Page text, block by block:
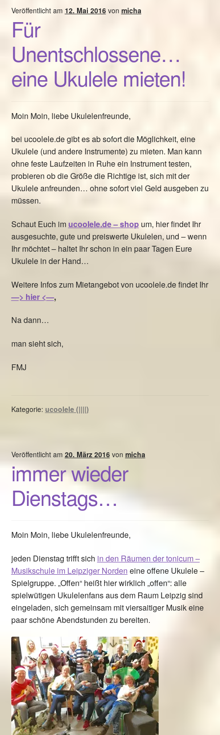
Veröffentlicht am 12. Mai 2016 von micha
Für
Unentschlossene…
eine Ukulele mieten!
Moin Moin, liebe Ukulelenfreunde,
bei ucoolele.de gibt es ab sofort die Möglichkeit, eine
Ukulele (und andere Instrumente) zu mieten. Man kann
ohne feste Laufzeiten in Ruhe ein Instrument testen,
probieren ob die Größe die Richtige ist, sich mit der
Ukulele anfreunden… ohne sofort viel Geld ausgeben zu
müssen.
Schaut Euch im ucoolele.de – shopum, hier findet Ihr
ausgesuchte, gute und preiswerte Ukulelen, und – wenn
Ihr möchtet – haltet Ihr schon in ein paar Tagen Eure
Ukulele in der Hand…
Weitere Infos zum Mietangebot von ucoolele.de findet Ihr
—> hier <—,
Na dann…
man sieht sich,
FMJ
Kategorie: ucoolele (||||)
Veröffentlicht am 20. März 2016 von micha
immer wieder
Dienstags…
Moin Moin, liebe Ukulelenfreunde,
jeden Dienstag trifft sich in den Räumen der tonicum –
Musikschule im Leipziger Norden eine offene Ukulele –
Spielgruppe. „Offen“ heißt hier wirklich „offen“: alle
spielwütigen Ukulelenfans aus dem Raum Leipzig sind
eingeladen, sich gemeinsam mit viersaitiger Musik eine
paar schöne Abendstunden zu bereiten.